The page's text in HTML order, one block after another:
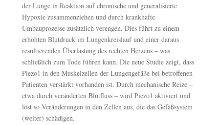
der Lunge in Reaktion auf chronische und generalisierte
Hypoxie zusammenziehen und durch krankhafte
Umbauprozesse zusätzlich verengen. Dies führt zu einem
erhöhten Blutdruck im Lungenkreislauf und einer daraus
resultierenden Überlastung des rechten Herzens – was
schließlich zum Tode führen kann. Die neue Studie zeigt, dass
Piezo1 in den Muskelzellen der Lungengefäße bei betroffenen
Patienten verstärkt vorhanden ist. Durch mechanische Reize –
etwa durch veränderten Blutfluss – wird Piezo1 aktiviert und
löst so Veränderungen in den Zellen aus, die das Gefäßsystem
(weiter) schädigen.